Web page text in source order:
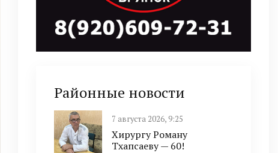
Районные новости
7 августа 2026, 9:25
Хирургу Роману
Тхапсаеву — 60!